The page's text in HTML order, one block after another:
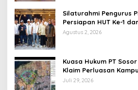
Silaturahmi Pengurus
Persiapan HUT Ke-1
Konsolidasi Partai
Agustus 2, 2026
Kuasa Hukum PT
Klaim Perluasan
Juli 29, 2026